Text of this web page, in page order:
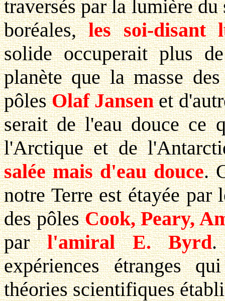
traversés par la lumière
boréales,les soi-disant
solide occuperait plus
planète que la masse
pôlesOlaf Jansenet
serait de l'eau douce ce
l'Arctique et de
salée mais d'eau douce.
notre Terre est étayée par
des pôlesCook, Peary,
parl'amiral E. Byrd.
expériences étranges
théories scientifiques